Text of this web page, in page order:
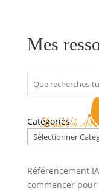
Mes
Catégories
Référencement
commencer pour